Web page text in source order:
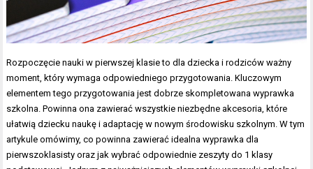
Rozpoczęcie nauki w pierwszej klasie to dla dziecka i rodziców ważny
moment, który wymaga odpowiedniego przygotowania. Kluczowym
elementem tego przygotowania jest dobrze skompletowana wyprawka
szkolna. Powinna ona zawierać wszystkie niezbędne akcesoria, które
ułatwią dziecku naukę i adaptację w nowym środowisku szkolnym. W tym
artykule omówimy, co powinna zawierać idealna wyprawka dla
pierwszoklasisty oraz jak wybrać odpowiednie zeszyty do 1 klasy